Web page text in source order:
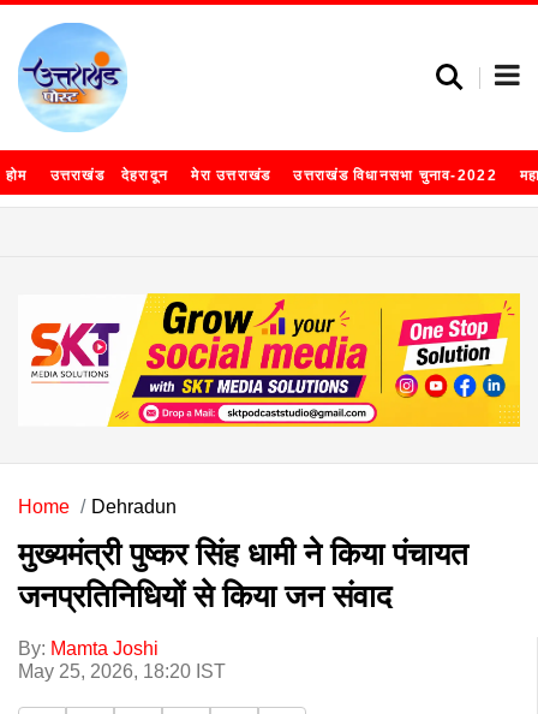
होम उत्तराखंड देहरादून मेरा उत्तराखंड उत्तराखंड विधानसभा चुनाव-2022
Home Dehradun
मुख्यमंत्री पुष्कर सिंह धामी ने किया पंचायत
जनप्रतिनिधियों से किया जन संवाद
By: Mamta Joshi
May 25, 2026, 18:20 IST